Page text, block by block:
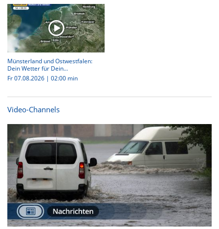
Münsterland und Ostwestfalen:
Dein Wetter für Dein...
Fr 07.08.2026 | 02:00 min
Video-Channels